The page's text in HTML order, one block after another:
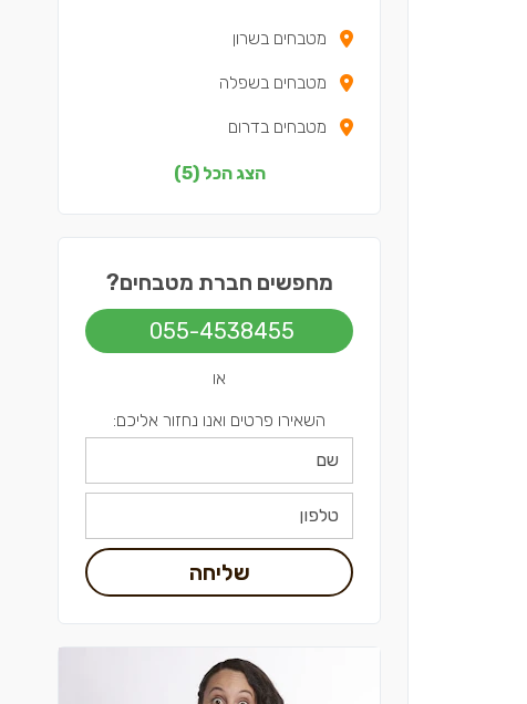
מטבחים בשרון
מטבחים בשפלה
מטבחים בדרום
מטבחים בצפון
מטבחים במרכז
הצג הכל (5)
מחפשים חברת מטבחים?
055-4538455
או
השאירו פרטים ואנו נחזור אליכם:
שליחה